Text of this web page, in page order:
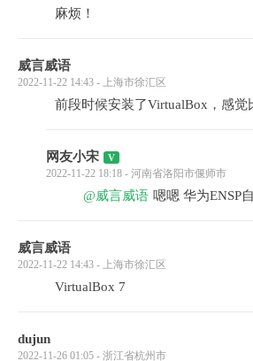
麻烦！
威言威语
2022-11-22 14:43 - 上海市徐汇区
前段时候安装了VirtualBox，感觉
网友小宋
2022-11-22 18:18 - 河南省洛阳市偃师市
@威言威语 嗯嗯 华为ENSP
威言威语
2022-11-22 14:43 - 上海市徐汇区
VirtualBox 7
dujun
2022-11-26 01:05 - 浙江省杭州市